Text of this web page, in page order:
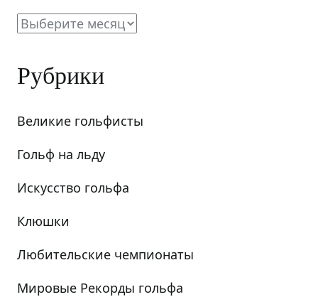
Архивы
Рубрики
Великие гольфисты
Гольф на льду
Искусство гольфа
Клюшки
Любительские чемпионаты
Мировые Рекорды гольфа